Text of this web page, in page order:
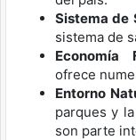
Sistema de
sistema de
Economía
ofrece
Entorno
parques y
son parte